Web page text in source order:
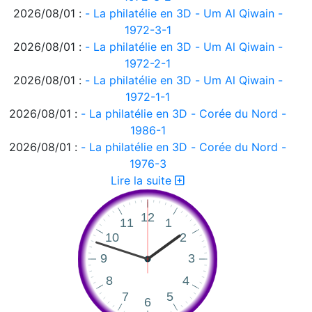
2026/08/01 : - La philatélie en 3D - Um Al Qiwain -
1972-3-1
2026/08/01 : - La philatélie en 3D - Um Al Qiwain -
1972-2-1
2026/08/01 : - La philatélie en 3D - Um Al Qiwain -
1972-1-1
2026/08/01 : - La philatélie en 3D - Corée du Nord -
1986-1
2026/08/01 : - La philatélie en 3D - Corée du Nord -
1976-3
- La philatélie en 3D - Corée du Nord -
1976-2
- La philatélie en 3D - Corée du Nord -
1976-1
2026/08/01 :- La philatélie en 3D - Ajman 1972-2
2026/08/01 :- La philatélie en 3D - Ajman 1972-1
2026/08/01 :
- La philatélie en 3D
Suisse - émissions en quatre langues -
Lire la suite